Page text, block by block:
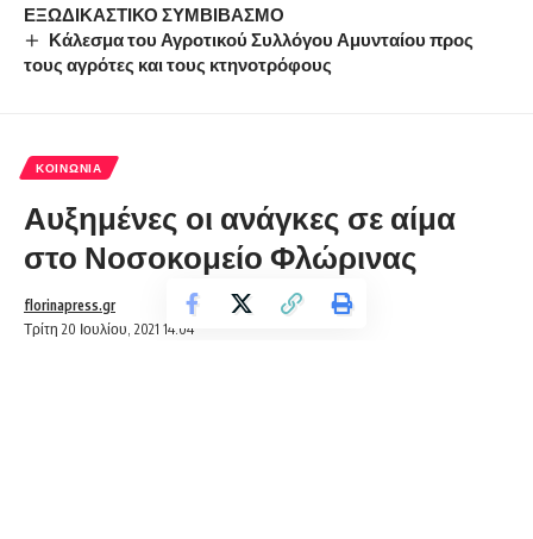
ΕΞΩΔΙΚΑΣΤΙΚΟ ΣΥΜΒΙΒΑΣΜΟ
Κάλεσμα του Αγροτικού Συλλόγου Αμυνταίου προς
τους αγρότες και τους κτηνοτρόφους
ΚΟΙΝΩΝΊΑ
Αυξημένες οι ανάγκες σε αίμα
στο Νοσοκομείο Φλώρινας
Τρίτη 20 Ιουλίου, 2021 14:04
florinapress.gr